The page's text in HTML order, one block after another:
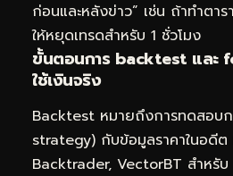
ก่อนและหลังข่าว” เช่น ถ้าทำตา
ให้หยุดเทรดสำหรับ 1 ชั่วโมง
ขั้นตอนการ backtest และ
ใช้เงินจริง
Backtest หมายถึงการทดสอบ
strategy) กับข้อมูลราคาในอดีต
Backtrader, VectorBT สำหรั